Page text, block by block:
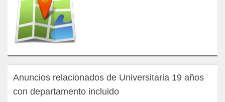
Anuncios relacionados de Universitaria 19 años
con departamento incluido